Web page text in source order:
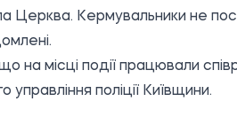
Церква. Кермувальники не
на місці події працювали
управління поліції Київщини.